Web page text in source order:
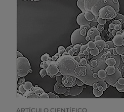
ARTÍCULO CIENTÍFICO